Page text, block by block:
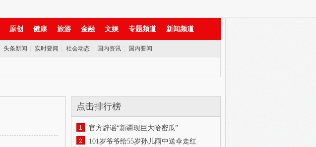
原创 健康 旅游 金融 文娱 专题频道 新闻频道
头条新闻 实时要闻 社会动态 国内资讯 国内要闻
点击排行榜
官方辟谣“新疆现巨大哈密瓜”
101岁爷爷给55岁孙儿雨中送伞走红